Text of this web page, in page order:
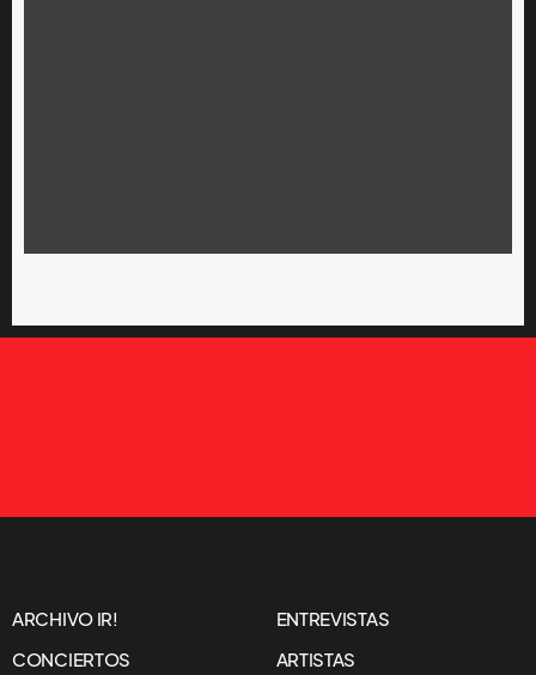
ARCHIVO IR!
ENTREVISTAS
CONCIERTOS
ARTISTAS